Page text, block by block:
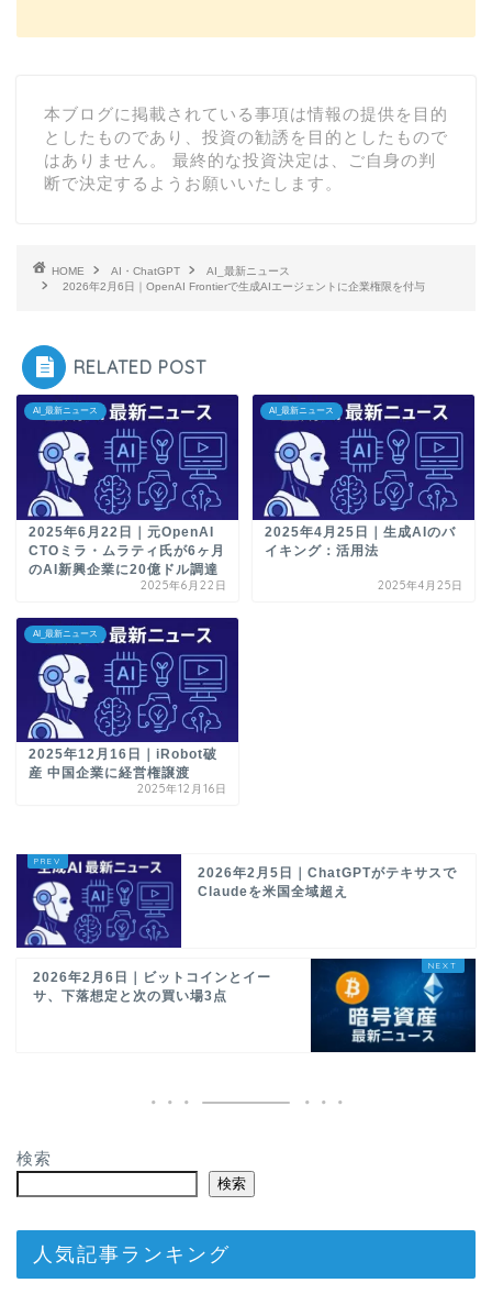
本ブログに掲載されている事項は情報の提供を目的
としたものであり、投資の勧誘を目的としたもので
はありません。 最終的な投資決定は、ご自身の判
断で決定するようお願いいたします。
HOME AI・ChatGPT
AI_最新ニュース
2026年2月6日｜OpenAI Frontierで生成AIエージェントに企業権限を付与
RELATED POST
AI_最新ニュース
2025年6月22日｜元OpenAI
CTOミラ・ムラティ氏が6ヶ月
のAI新興企業に20億ドル調達
2025年6月22日
AI_最新ニュース
2025年4月25日｜生成AIのバ
イキング：活用法
2025年4月25日
AI_最新ニュース
2025年12月16日｜iRobot破
産 中国企業に経営権譲渡
2025年12月16日
2026年2月5日｜ChatGPTがテキサスで
Claudeを米国全域超え
2026年2月6日｜ビットコインとイー
サ、下落想定と次の買い場3点
検索
検索
人気記事ランキング